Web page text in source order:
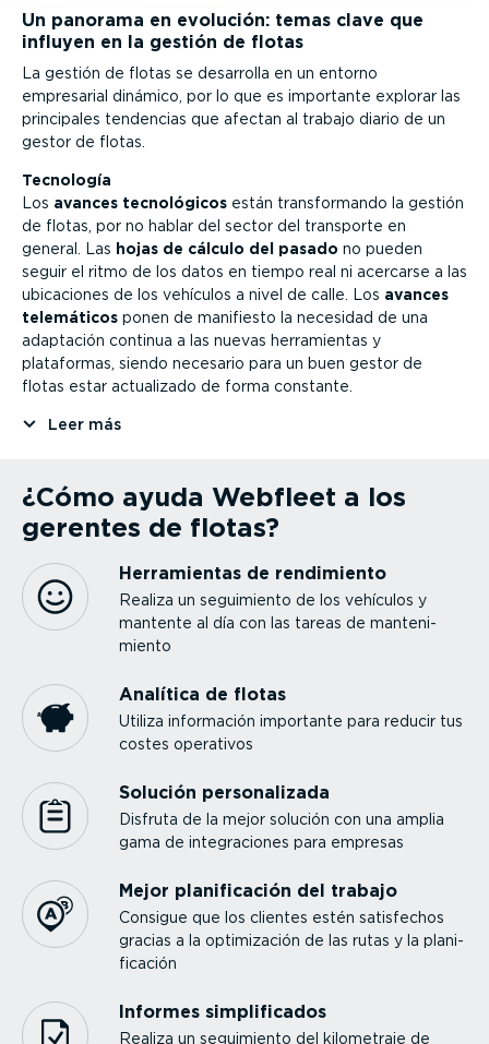
Un panorama en evolución: temas clave que
influyen en la gestión de flotas
La gestión de flotas se desarrolla en un entorno
empresarial dinámico, por lo que es importante explorar las
principales tendencias que afectan al trabajo diario de un
gestor de flotas.
Tecnología
Los avances tecno­ló­gicos están trans­for­mando la gestión
de flotas, por no hablar del sector del transporte en
general. Las hojas de cálculo del pasado no pueden
seguir el ritmo de los datos en tiempo real ni acercarse a las
ubicaciones de los vehículos a nivel de calle. Los avances
telemáticos ponen de manifiesto la necesidad de una
adaptación continua a las nuevas herra­mientas y
plataformas, siendo necesario para un buen gestor de
flotas estar actualizado de forma constante.
Leer más
¿Cómo ayuda Webfleet a los
gerentes de flotas?
Herra­mientas de rendimiento
Realiza un seguimiento de los vehículos y
mantente al día con las tareas de mante­ni­
miento
Analítica de flotas
Utiliza información importante para reducir tus
costes operativos
Solución perso­na­lizada
Disfruta de la mejor solución con una amplia
gama de integra­ciones para empresas
Mejor plani­fi­cación del trabajo
Consigue que los clientes estén satisfechos
gracias a la optimi­zación de las rutas y la plani­
fi­cación
Informes simpli­fi­cados
Realiza un seguimiento del kilometraje de